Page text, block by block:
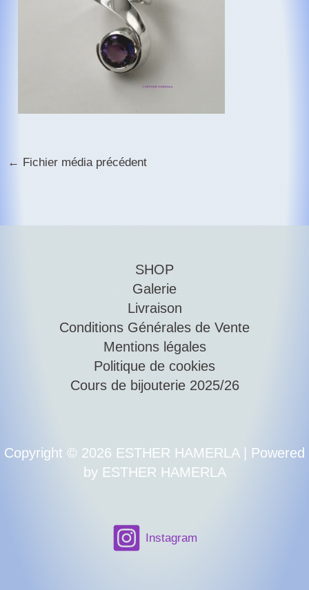
← Fichier média précédent
SHOP
Galerie
Livraison
Conditions Générales de Vente
Mentions légales
Politique de cookies
Cours de bijouterie 2025/26
Copyright © 2026 ESTHER HAMERLA | Powered
by ESTHER HAMERLA
Instagram